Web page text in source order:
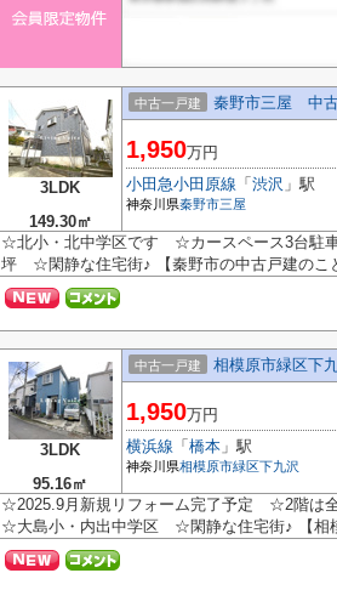
3LDK
149.30㎡
中古一戸建 秦野市三屋 中
1,950万円
小田急小田原線 「 渋沢 」駅
神奈川県秦野市三屋
☆北小・北中学区です ☆カースペース3台駐
坪 ☆閑静な住宅街♪ 【秦野市の中古戸建のこ
3LDK
95.16㎡
中古一戸建 相模原市緑区下
1,950万円
横浜線 「 橋本 」駅
神奈川県相模原市緑区下九沢
☆2025.9月新規リフォーム完了予定 ☆2階
☆大島小・内出中学区 ☆閑静な住宅街♪ 【相